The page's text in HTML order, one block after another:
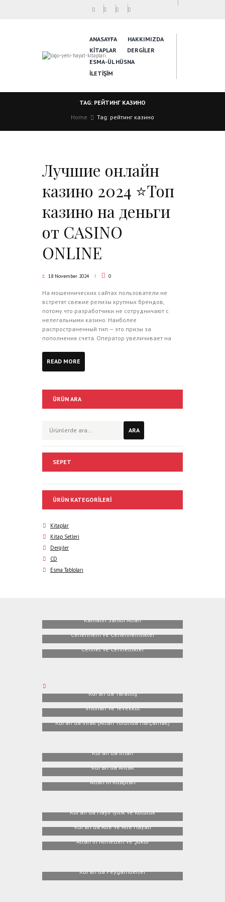
ANASAYFA
HAKKIMIZDA
KITAPLAR
DERGILER
ESMA-ÜL HÜSNA
İLETIŞIM
TAG: РЕЙТИНГ КАЗИНО
Home
Tag: рейтинг казино
Лучшие онлайн
казино 2024 ⭐Топ
казино на деньги
от CASINO
ONLINE
18 November 2024 0
На мошеннических сайтах пользователи не
встретят свежие релизы крупных брендов,
потому что разработчики не сотрудничают с
нелегальными казино. Наиболее
распространенный тип — это призы за
пополнения счета. Оператор увеличивает на
READ MORE
ÜRÜN ARA
ARA
SEPET
ÜRÜN KATEGORILERI
Kitaplar
Kitap Setleri
Dergiler
CD
Esma Tabloları
Kainatın Sahibi Allah
Cehennem ve Cehennemlikler
Cennet Ve Cennetlikler
Kur'an'da Yaratılış
İmtihan Ve Tevekkül
Kur'an'da İnfak (Allah Yolunda Harçamak)
Kur'an'da İman
Kur'an'da Ahlak
Allah'ın Kitapları
Kur'an'da Hayır İyilik Ve Kötülük
Kur'an'da Aile Ve Aile Hayatı
Allah'ın Nimetleri ve Şükür
Kur'an'da Peygamberler